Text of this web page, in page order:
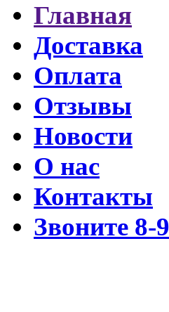
Главная
Доставка
Оплата
Отзывы
Новости
О нас
Контакты
Звоните 8-